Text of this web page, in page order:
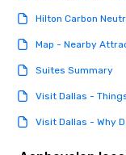
Hilton Carbon
Map - Nearby
Suites Summary
Visit Dallas -
Visit Dallas - Why